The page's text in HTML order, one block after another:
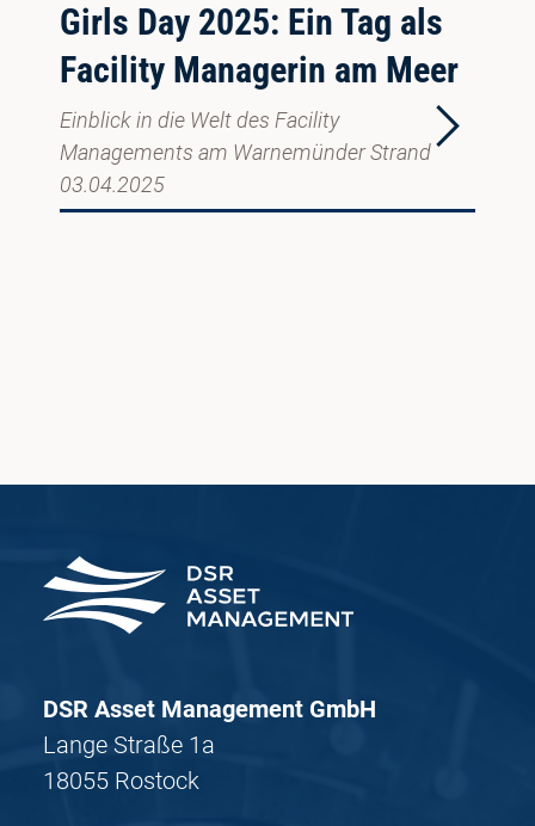
Girls Day 2025: Ein Tag als
Facility Managerin am Meer
Einblick in die Welt des Facility
Managements am Warnemünder Strand
03.04.2025
DSR Asset Management GmbH
Lange Straße 1a
18055 Rostock